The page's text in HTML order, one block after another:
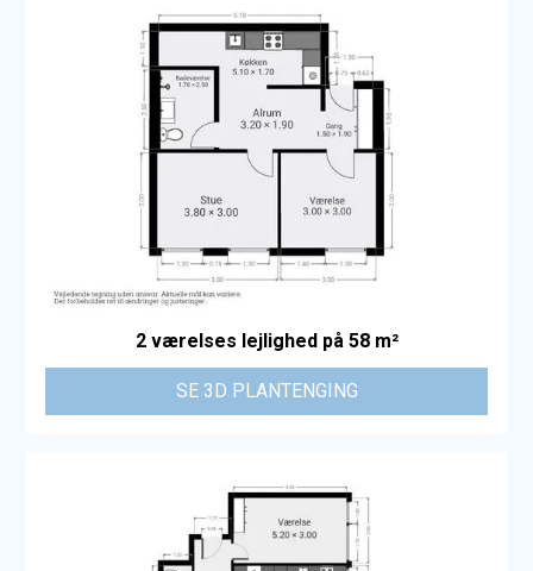
2 værelses lejlighed på 58 m²
SE 3D PLANTENGING